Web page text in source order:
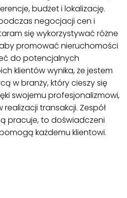
budżet i lokalizację.
negocjacji cen i
się wykorzystywać różne
promować nieruchomości
do potencjalnych
klientów wynika, że jestem
w branży, który cieszy się
swojemu profesjonalizmowi,
transakcji. Zespół
pracuje, to doświadczeni
każdemu klientowi.